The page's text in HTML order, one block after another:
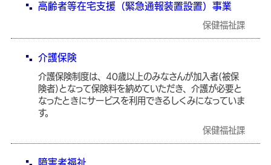
高齢者等在宅支援（緊急通報装置設置）事業
保健福祉課
介護保険
介護保険制度は、40歳以上のみなさんが加入者(被保
険者)となって保険料を納めていただき、介護が必要と
なったときにサービスを利用できるしくみになっていま
す。
保健福祉課
障害者福祉